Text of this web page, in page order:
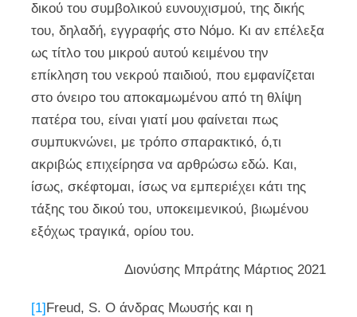
δικού του συμβολικού ευνουχισμού, της δικής
του, δηλαδή, εγγραφής στο Νόμο. Κι αν επέλεξα
ως τίτλο του μικρού αυτού κειμένου την
επίκληση του νεκρού παιδιού, που εμφανίζεται
στο όνειρο του αποκαμωμένου από τη θλίψη
πατέρα του, είναι γιατί μου φαίνεται πως
συμπυκνώνει, με τρόπο σπαρακτικό, ό,τι
ακριβώς επιχείρησα να αρθρώσω εδώ. Και,
ίσως, σκέφτομαι, ίσως να εμπεριέχει κάτι της
τάξης του δικού του, υποκειμενικού, βιωμένου
εξόχως τραγικά, ορίου του.
Διονύσης Μπράτης Μάρτιος 2021
[1]Freud, S. Ο άνδρας Μωυσής και η